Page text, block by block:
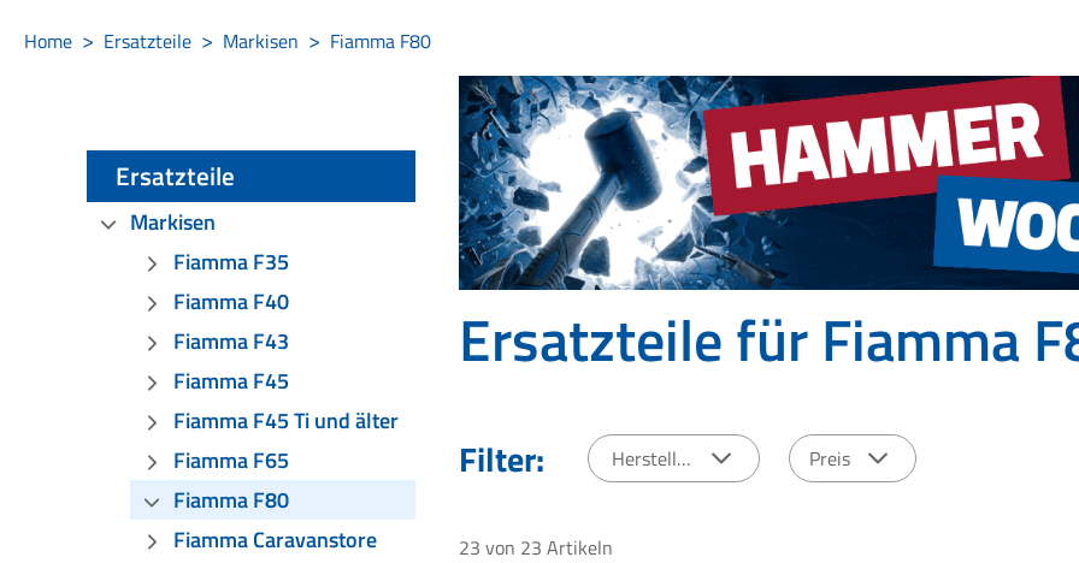
Home Ersatzteile Markisen Fiamma F80
Ersatzteile
Markisen
Fiamma F35
Fiamma F40
Fiamma F43
Fiamma F45
Fiamma F45 Ti und älter
Fiamma F65
Fiamma F80
Fiamma Caravanstore
Ersatzteile für Fiamma
Filter: Hersteller Preis
23 von 23 Artikeln